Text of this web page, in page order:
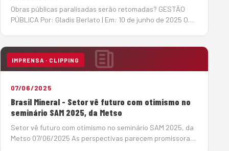
Obras públicas paralisadas serão retomadas? GESTÃO
PÚBLICA Por: Gladis Berlato | Em: 10 de junho de 2025 O
paralisadas, algumas delas h&a…
IMPRENSA · CLIPPING
07/06/2025
Brasil Mineral - Setor vê futuro com otimismo no
seminário SAM 2025, da Metso
Setor vê futuro com otimismo no seminário SAM 2025, da
Metso 07/06/2025 As perspectivas parecem promissoras,